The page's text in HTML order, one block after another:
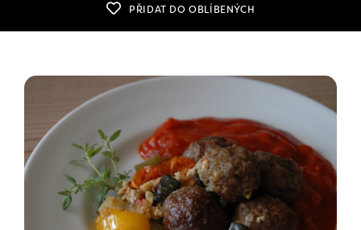
PŘIDAT DO OBLÍBENÝCH